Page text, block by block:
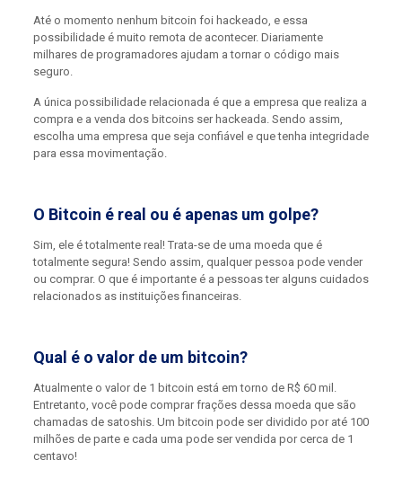
Até o momento nenhum bitcoin foi hackeado, e essa
possibilidade é muito remota de acontecer. Diariamente
milhares de programadores ajudam a tornar o código mais
seguro.
A única possibilidade relacionada é que a empresa que realiza a
compra e a venda dos bitcoins ser hackeada. Sendo assim,
escolha uma empresa que seja confiável e que tenha integridade
para essa movimentação.
O Bitcoin é real ou é apenas um golpe?
Sim, ele é totalmente real! Trata-se de uma moeda que é
totalmente segura! Sendo assim, qualquer pessoa pode vender
ou comprar. O que é importante é a pessoas ter alguns cuidados
relacionados as instituições financeiras.
Qual é o valor de um bitcoin?
Atualmente o valor de 1 bitcoin está em torno de R$ 60 mil.
Entretanto, você pode comprar frações dessa moeda que são
chamadas de satoshis. Um bitcoin pode ser dividido por até 100
milhões de parte e cada uma pode ser vendida por cerca de 1
centavo!